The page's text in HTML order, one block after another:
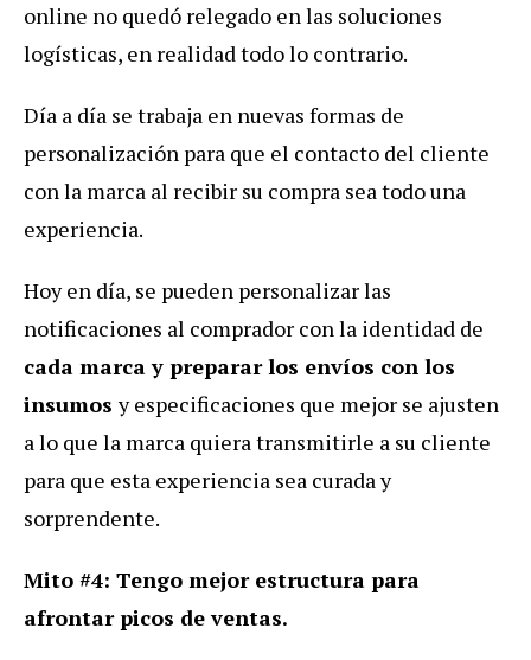
online no quedó relegado en las soluciones
logísticas, en realidad todo lo contrario.
Día a día se trabaja en nuevas formas de
personalización para que el contacto del cliente
con la marca al recibir su compra sea todo una
experiencia.
Hoy en día, se pueden personalizar las
notificaciones al comprador con la identidad de
cada marca y preparar los envíos con los
insumosy especificaciones que mejor se ajusten
a lo que la marca quiera transmitirle a su cliente
para que esta experiencia sea curada y
sorprendente.
Mito #4: Tengo mejor estructura para
afrontar picos de ventas.